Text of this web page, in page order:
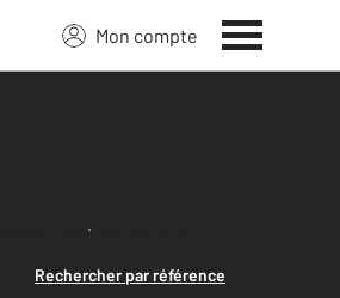
Mon compte
Lancer ma recherche
Rechercher par référence